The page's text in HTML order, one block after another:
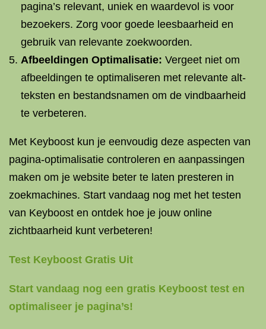
pagina’s relevant, uniek en waardevol is voor
bezoekers. Zorg voor goede leesbaarheid en
gebruik van relevante zoekwoorden.
Afbeeldingen Optimalisatie: Vergeet niet om
afbeeldingen te optimaliseren met relevante alt-
teksten en bestandsnamen om de vindbaarheid
te verbeteren.
Met Keyboost kun je eenvoudig deze aspecten van
pagina-optimalisatie controleren en aanpassingen
maken om je website beter te laten presteren in
zoekmachines. Start vandaag nog met het testen
van Keyboost en ontdek hoe je jouw online
zichtbaarheid kunt verbeteren!
Test Keyboost Gratis Uit
Start vandaag nog een gratis Keyboost test en
optimaliseer je pagina’s!